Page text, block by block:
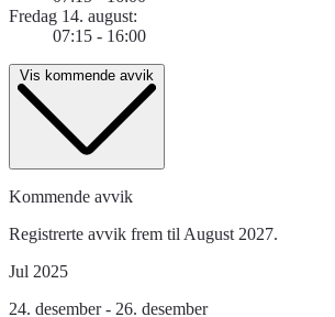
Fredag 14. august:
07:15 - 16:00
Vis kommende avvik
Kommende avvik
Registrerte avvik frem til August 2027.
Jul 2025
24. desember - 26. desember